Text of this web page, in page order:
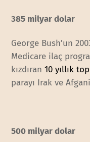
385 milyar dolar
George Bush’un
Medicare ilaç
kızdıran10 yıllık
parayı Irak ve
500 milyar dolar